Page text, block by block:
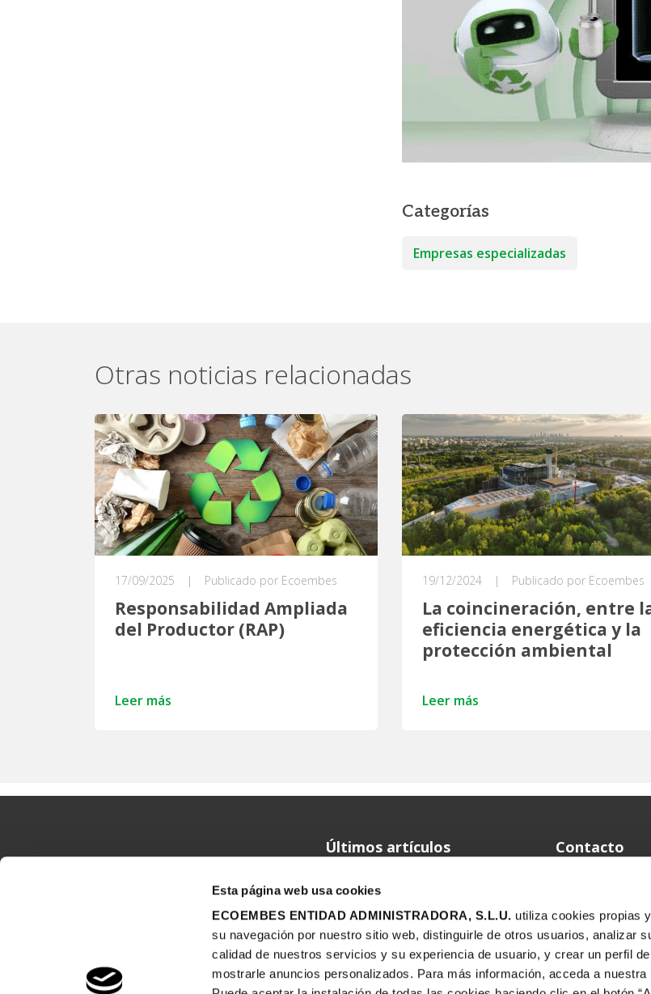
Esta página web usa cookies
ECOEMBES ENTIDAD ADMINISTRADORA, S.L.U. utiliza cookies propias
su navegación por nuestro sitio web, distinguirle de otros usuarios, analizar
calidad de nuestros servicios y su experiencia de usuario, y crear un perfil
mostrarle anuncios personalizados. Para más información, acceda a nuestra
Categorías
Empresas especializadas
Otras noticias relacionadas
17/09/2025 | Publicado por Ecoembes
Responsabilidad Ampliada
del Productor (RAP)
Leer más
19/12/2024 | Publicado por Ecoembes
La coincineración, entre
eficiencia energética y la
protección ambiental
Leer más
Últimos artículos
¿Cómo serán los plásticos del
futuro?
Contacto
Dirección